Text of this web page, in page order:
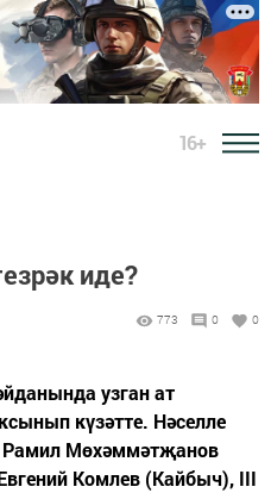
16+
иде?
773 0 0
узган ат
күзәтте. Нә­селле
Мөхәм­мәтҗанов
Комлев (Кайбыч), III